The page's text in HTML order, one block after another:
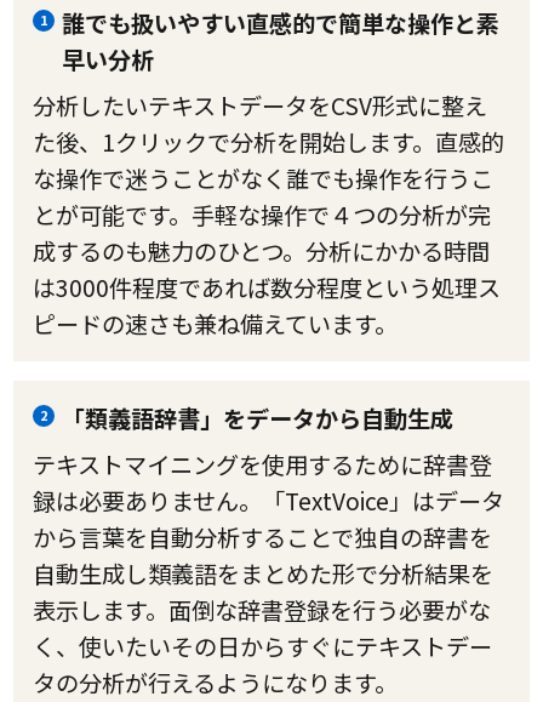
1
誰でも扱いやすい直感的で簡単な操作と素
早い分析
分析したいテキストデータをCSV形式に整え
た後、1クリックで分析を開始します。直感的
な操作で迷うことがなく誰でも操作を行うこ
とが可能です。手軽な操作で４つの分析が完
成するのも魅力のひとつ。分析にかかる時間
は3000件程度であれば数分程度という処理ス
ピードの速さも兼ね備えています。
2
「類義語辞書」をデータから自動生成
テキストマイニングを使用するために辞書登
録は必要ありません。「TextVoice」はデータ
から言葉を自動分析することで独自の辞書を
自動生成し類義語をまとめた形で分析結果を
表示します。面倒な辞書登録を行う必要がな
く、使いたいその日からすぐにテキストデー
タの分析が行えるようになります。